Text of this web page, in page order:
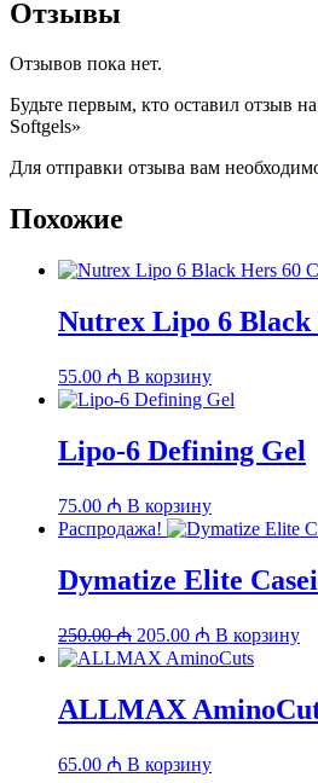
Отзывы
Отзывов пока нет.
Будьте первым, кто оставил отзыв
Softgels»
Для отправки отзыва вам
Похожие
Nutrex Lipo 6 Black
55.00 ₼ В корзину
Lipo-6 Defining Gel
75.00 ₼ В корзину
Распродажа!
Dymatize Elite
250.00₼ Первоначальная
цена
составляла
250.00 ₼.
205.00 ₼ Текущая
цена:
В корзину
ALLMAX
65.00 ₼ В корзину